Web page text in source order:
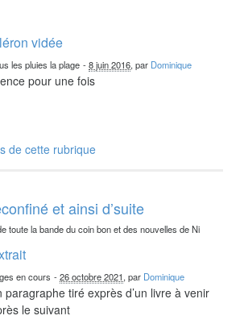
vidée
les pluies la plage -8 juin 2016, par Dominique
pour une fois
de cette rubrique
et ainsi d’suite
toute la bande du coin bon et des nouvelles de Ni
en cours -26 octobre 2021, par Dominique
paragraphe tiré exprès d’un livre à venir
le suivant